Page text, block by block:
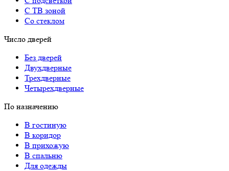
С ТВ зоной
Со стеклом
Число дверей
Без дверей
Двухдверные
Трехдверные
Четырехдверные
По назначению
В гостиную
В коридор
В прихожую
В спальню
Для одежды